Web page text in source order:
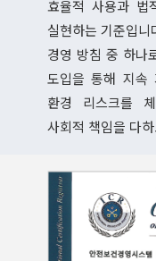
효율적 사용과 법
실현하는 기준입
경영 방침 중 하나
도입을 통해 지속
환경 리스크를
사회적 책임을 다